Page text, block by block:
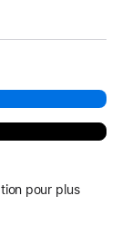
pour plus